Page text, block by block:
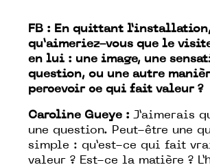
FB : En quittant
qu’aimeriez-vous que le
en lui : une image, une
question, ou une autre
percevoir ce qui fait valeur ?
Caroline Gueye : J’aimerais
une question. Peut-être une
simple : qu’est-ce qui fait
valeur ? Est-ce la matière ?